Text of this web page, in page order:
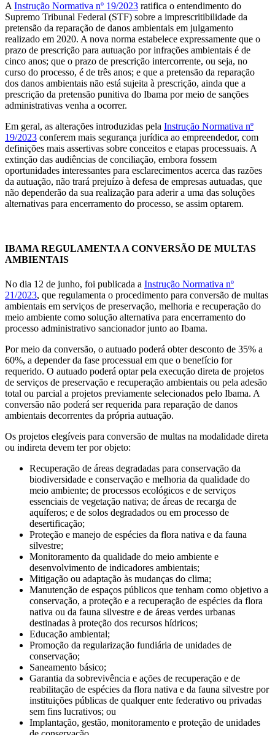
A Instrução Normativa nº 19/2023 ratifica o entendimento do
Supremo Tribunal Federal (STF) sobre a imprescritibilidade da
pretensão da reparação de danos ambientais em julgamento
realizado em 2020. A nova norma estabelece expressamente que o
prazo de prescrição para autuação por infrações ambientais é de
cinco anos; que o prazo de prescrição intercorrente, ou seja, no
curso do processo, é de três anos; e que a pretensão da reparação
dos danos ambientais não está sujeita à prescrição, ainda que a
prescrição da pretensão punitiva do Ibama por meio de sanções
administrativas venha a ocorrer.
Em geral, as alterações introduzidas pela Instrução Normativa nº
19/2023 conferem mais segurança jurídica ao empreendedor, com
definições mais assertivas sobre conceitos e etapas processuais. A
extinção das audiências de conciliação, embora fossem
oportunidades interessantes para esclarecimentos acerca das razões
da autuação, não trará prejuízo à defesa de empresas autuadas, que
não dependerão da sua realização para aderir a uma das soluções
alternativas para encerramento do processo, se assim optarem.
IBAMA REGULAMENTA A CONVERSÃO DE MULTAS
AMBIENTAIS
No dia 12 de junho, foi publicada a Instrução Normativa nº
21/2023, que regulamenta o procedimento para conversão de multas
ambientais em serviços de preservação, melhoria e recuperação do
meio ambiente como solução alternativa para encerramento do
processo administrativo sancionador junto ao Ibama.
Por meio da conversão, o autuado poderá obter desconto de 35% a
60%, a depender da fase processual em que o benefício for
requerido. O autuado poderá optar pela execução direta de projetos
de serviços de preservação e recuperação ambientais ou pela adesão
total ou parcial a projetos previamente selecionados pelo Ibama. A
conversão não poderá ser requerida para reparação de danos
ambientais decorrentes da própria autuação.
Os projetos elegíveis para conversão de multas na modalidade direta
ou indireta devem ter por objeto:
Recuperação de áreas degradadas para conservação da
biodiversidade e conservação e melhoria da qualidade do
meio ambiente; de processos ecológicos e de serviços
essenciais de vegetação nativa; de áreas de recarga de
aquíferos; e de solos degradados ou em processo de
desertificação;
Proteção e manejo de espécies da flora nativa e da fauna
silvestre;
Monitoramento da qualidade do meio ambiente e
desenvolvimento de indicadores ambientais;
Mitigação ou adaptação às mudanças do clima;
Manutenção de espaços públicos que tenham como objetivo a
conservação, a proteção e a recuperação de espécies da flora
nativa ou da fauna silvestre e de áreas verdes urbanas
destinadas à proteção dos recursos hídricos;
Educação ambiental;
Promoção da regularização fundiária de unidades de
conservação;
Saneamento básico;
Garantia da sobrevivência e ações de recuperação e de
reabilitação de espécies da flora nativa e da fauna silvestre por
instituições públicas de qualquer ente federativo ou privadas
sem fins lucrativos; ou
Implantação, gestão, monitoramento e proteção de unidades